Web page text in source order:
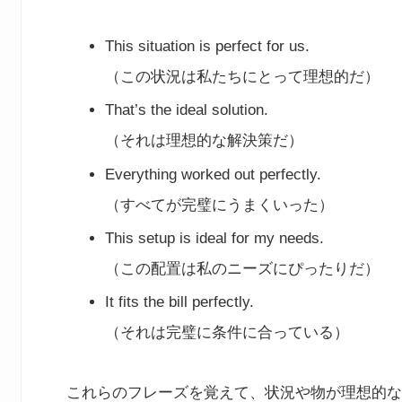
This situation is perfect for us.
（この状況は私たちにとって理想的だ）
That’s the ideal solution.
（それは理想的な解決策だ）
Everything worked out perfectly.
（すべてが完璧にうまくいった）
This setup is ideal for my needs.
（この配置は私のニーズにぴったりだ）
It fits the bill perfectly.
（それは完璧に条件に合っている）
これらのフレーズを覚えて、状況や物が理想的